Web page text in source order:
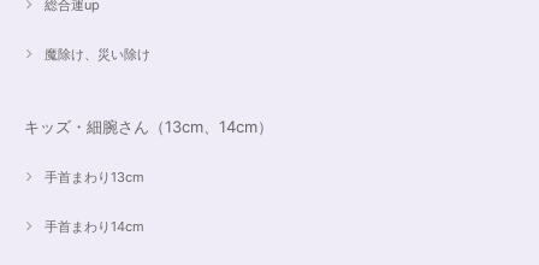
総合運up
魔除け、災い除け
キッズ・細腕さん（13cm、14cm）
手首まわり13cm
手首まわり14cm